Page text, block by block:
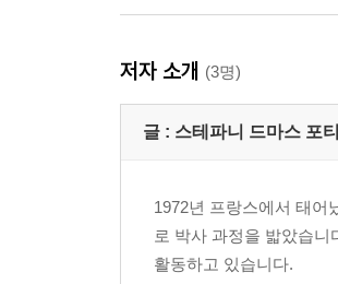
저자 소개 (3명)
글 : 스테파니 드마스 포티
1972년 프랑스에서 태어
로 박사 과정을 밟았습
활동하고 있습니다.